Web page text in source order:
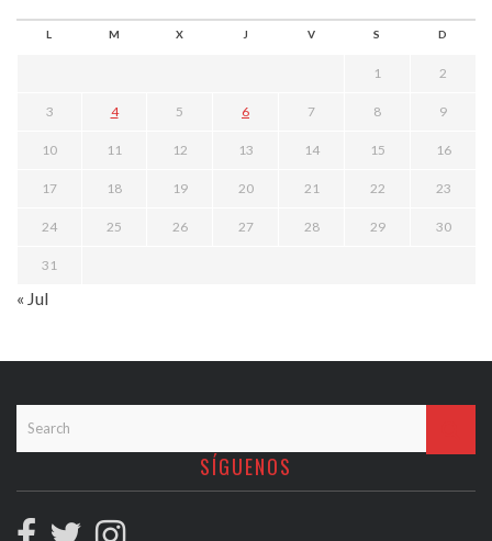
L M X J V S D
1 2
3 4 5 6 7 8 9
10 11 12 13 14 15 16
17 18 19 20 21 22 23
24 25 26 27 28 29 30
31
« Jul
SÍGUENOS